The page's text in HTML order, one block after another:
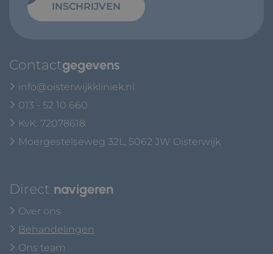
INSCHRIJVEN
Contactgegevens
info@oisterwijkkliniek.nl
013 - 52 10 660
KvK: 72078618
Moergestelseweg 32L, 5062 JW Oisterwijk
Direct navigeren
Over ons
Behandelingen
Ons team